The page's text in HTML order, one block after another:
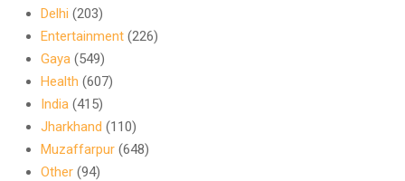
Delhi (203)
Entertainment (226)
Gaya (549)
Health (607)
India (415)
Jharkhand (110)
Muzaffarpur (648)
Other (94)